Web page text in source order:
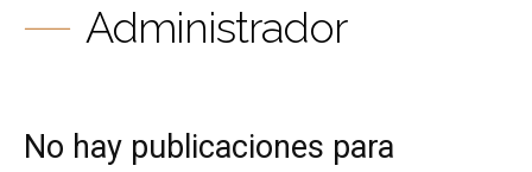
Administrador
No hay publicaciones para